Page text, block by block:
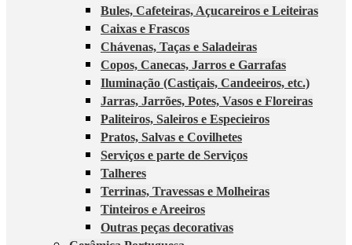
Bules, Cafeteiras, Açucareiros e Leiteiras
Caixas e Frascos
Chávenas, Taças e Saladeiras
Copos, Canecas, Jarros e Garrafas
Iluminação (Castiçais, Candeeiros, etc.)
Jarras, Jarrões, Potes, Vasos e Floreiras
Paliteiros, Saleiros e Especieiros
Pratos, Salvas e Covilhetes
Serviços e parte de Serviços
Talheres
Terrinas, Travessas e Molheiras
Tinteiros e Areeiros
Outras peças decorativas